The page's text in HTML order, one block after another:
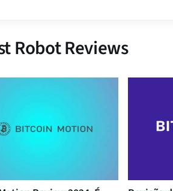
Robot Reviews